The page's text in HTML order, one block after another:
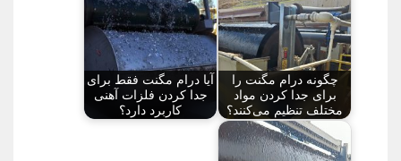
چگونه درام مگنت را
برای جدا کردن مواد
مختلف تنظیم می‌کنند؟
آیا درام مگنت فقط برای
جدا کردن فلزات آهنی
کاربرد دارد؟